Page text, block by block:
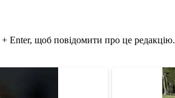
+ Enter, щоб повідомити про це редакцію.